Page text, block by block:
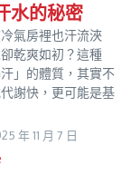
水的秘密
氣房裡也汗流浹
乾爽如初？這種
汗」的體質，其實不
謝快，更可能是基
年 11 月 7 日